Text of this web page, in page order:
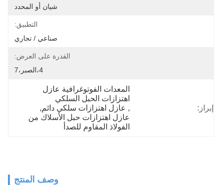
شيان أو المحدد
التطبيق:
صناعي / تجاري
القدرة على العرض:
4،الصبر،7
إبراز:
المعدات الفوتوغرافية عازل
اهتزازات الحبل السلكي
, عازل اهتزازات سلكي دائم,
عازل اهتزازات حبل الأسلاك من
الفولاذ المقاوم للصدأ
وصف المنتج